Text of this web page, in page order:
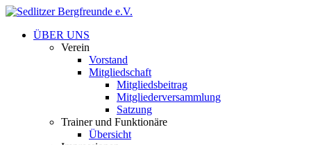
ÜBER UNS
Verein
Vorstand
Mitgliedschaft
Mitgliedsbeitrag
Mitgliederversammlung
Satzung
Trainer und Funktionäre
Übersicht